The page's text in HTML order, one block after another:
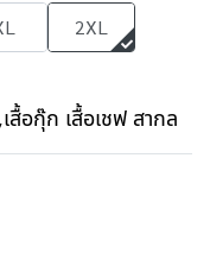
2XL
,เสื้อกุ๊ก เสื้อเชฟ สากล